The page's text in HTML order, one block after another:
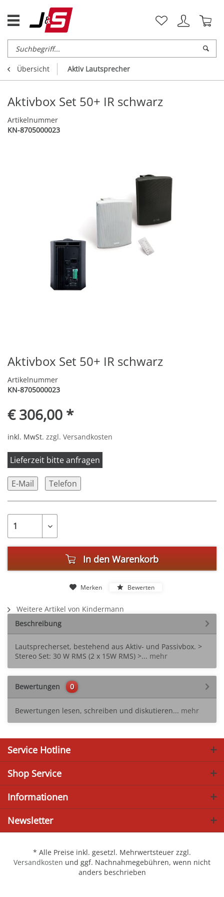
Übersicht Aktiv Lautsprecher
Aktivbox Set 50+ IR schwarz
Artikelnummer
KN-8705000023
Aktivbox Set 50+ IR schwarz
Artikelnummer
KN-8705000023
€ 306,00 *
inkl. MwSt. zzgl. Versandkosten
Lieferzeit bitte anfragen
E-Mail Telefon
In den Warenkorb
Merken Bewerten
Weitere Artikel von Kindermann
Beschreibung
Lautsprecherset, bestehend aus Aktiv- und Passivbox. >
Stereo Set: 30 W RMS (2 x 15W RMS) >... mehr
Bewertungen 0
Bewertungen lesen, schreiben und diskutieren... mehr
Service Hotline
Shop Service
Informationen
Newsletter
* Alle Preise inkl. gesetzl. Mehrwertsteuer zzgl.
Versandkosten und ggf. Nachnahmegebühren, wenn nicht
anders beschrieben